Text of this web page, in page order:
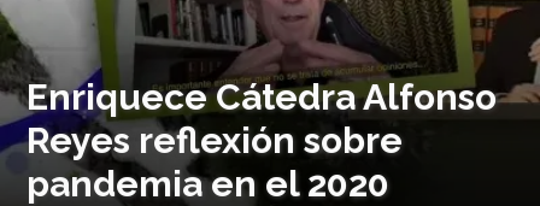
Enriquece Cátedra Alfonso
Reyes reflexión sobre
pandemia en el 2020